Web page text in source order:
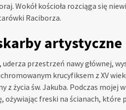
Wokół kościoła rozciąga się
Raciborza.
artystyczne
uderza przestrzeń nawy głównej,
krucyfiksem z XV
z życia św. Jakuba. Podczas
ożywiając freski na ścianach, które